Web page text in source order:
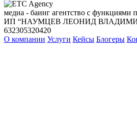
медиа - баинг агентство с функциями
ИП “НАУМЦЕВ ЛЕОНИД
632305320420
О компании Услуги Кейсы Блогеры